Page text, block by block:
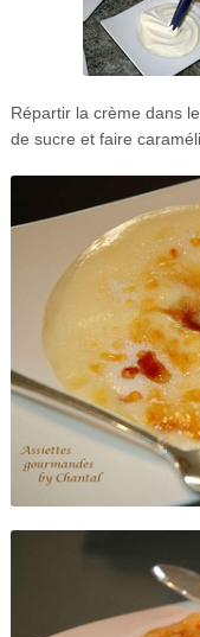
Répartir la crème dans
de sucre et faire